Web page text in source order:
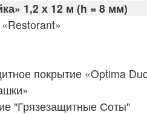
1,2 х 12 м (h = 8 мм)
покрытие «Optima
"Грязезащитные Соты"